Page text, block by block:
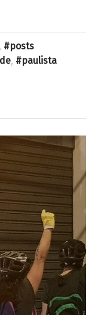
,
posts
,
paulista